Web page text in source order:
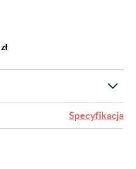
Specyfikacja